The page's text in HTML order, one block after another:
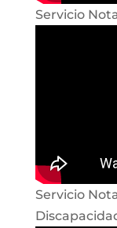
Servicio
Servicio